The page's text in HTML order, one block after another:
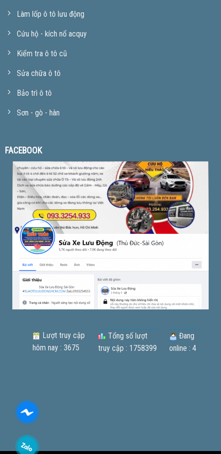
Làm lốp ô tô lưu động
Cứu hộ - kích nổ acquy
Kiểm tra ô tô cũ
Sửa chữa ô tô
Bảo trì ô tô
Sơn - gò - hàn
FACEBOOK
Lượt truy cập
hôm nay : 3675
Tổng số lượt
truy cập : 1758399
Đang
online : 4